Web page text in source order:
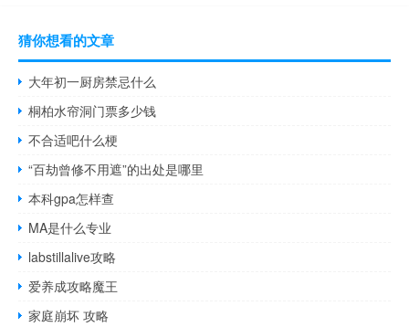
猜你想看的文章
大年初一厨房禁忌什么
桐柏水帘洞门票多少钱
不合适吧什么梗
“百劫曾修不用遮”的出处是哪里
本科gpa怎样查
MA是什么专业
labstillalive攻略
爱养成攻略魔王
家庭崩坏 攻略